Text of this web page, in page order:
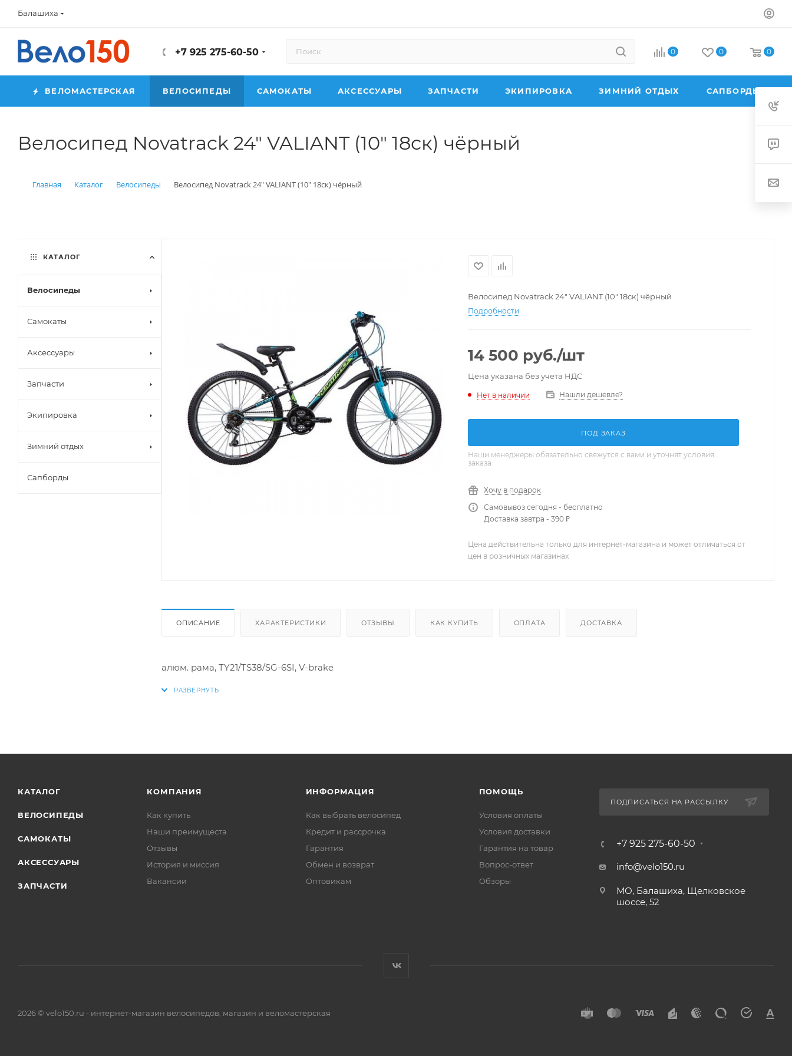
Балашиха
+7 925 275-60-50 0 0 0
ВЕЛОМАСТЕРСКАЯ ВЕЛОСИПЕДЫ САМОКАТЫ АКСЕССУАРЫ ЗАПЧАСТИ ЭКИПИРОВКА ЗИМНИЙ ОТДЫХ САПБОРДЫ
Велосипед Novatrack 24" VALIANT (10" 18ск) чёрный
Главная Каталог Велосипеды Велосипед Novatrack 24" VALIANT (10" 18ск) чёрный
Велосипед Novatrack 24" VALIANT (10" 18ск) чёрный
Подробности
14 500 руб./шт
Цена указана без учета НДС
Нет в наличии Нашли дешевле?
ПОД ЗАКАЗ
Наши менеджеры обязательно свяжутся с вами и уточнят условия
заказа
Хочу в подарок
Самовывоз сегодня - бесплатно
Доставка завтра - 390 ₽
Цена действительна только для интернет-магазина и может отличаться от
цен в розничных магазинах
ОПИСАНИЕ ХАРАКТЕРИСТИКИ ОТЗЫВЫ КАК КУПИТЬ ОПЛАТА ДОСТАВКА
алюм. рама, TY21/TS38/SG-6SI, V-brake
КАТАЛОГ
Велосипеды
Самокаты
Аксессуары
Запчасти
Экипировка
Зимний отдых
Сапборды
КАТАЛОГ
ВЕЛОСИПЕДЫ
САМОКАТЫ
АКСЕССУАРЫ
ЗАПЧАСТИ
КОМПАНИЯ
Как купить
Наши преимущеста
Отзывы
История и миссия
Вакансии
ИНФОРМАЦИЯ
Как выбрать велосипед
Кредит и рассрочка
Гарантия
Обмен и возврат
Оптовикам
ПОМОЩЬ
Условия оплаты
Условия доставки
Гарантия на товар
Вопрос-ответ
Обзоры
ПОДПИСАТЬСЯ НА РАССЫЛКУ
+7 925 275-60-50
info@velo150.ru
МО, Балашиха, Щелковское
шоссе, 52
2026 © velo150.ru - интернет-магазин велосипедов, магазин и веломастерская